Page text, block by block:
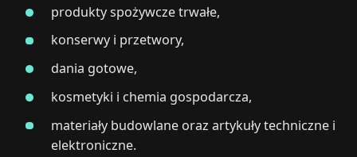
produkty spożywcze trwałe,
konserwy i przetwory,
dania gotowe,
kosmetyki i chemia gospodarcza,
materiały budowlane oraz artykuły techniczne i
elektroniczne.